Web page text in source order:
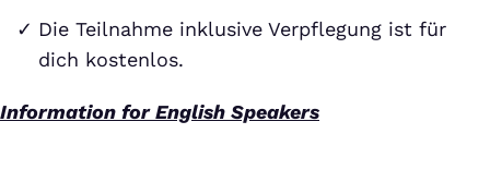
Die Teilnahme inklusive Verpflegung ist für
dich kostenlos.
Information for English Speakers